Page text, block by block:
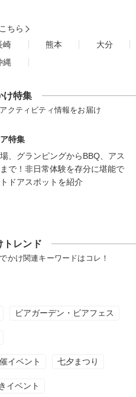
ちら
崎 熊本
大分
縄
け特集
クティビティ情報をお届け
特集
、グランピングからBBQ、アス
で！非日常体験を存分に堪能で
ドアスポットを紹介
トレンド
かけ関連キーワードはコレ！
ビアガーデン・ビアフェス
イベント 七夕まつり
イベント